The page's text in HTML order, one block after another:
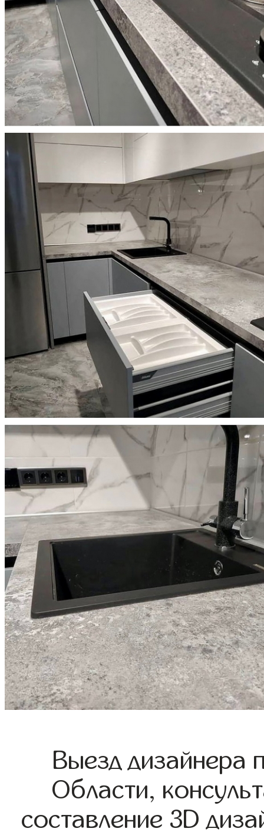
Выезд дизайнера
Области,
составление 3D